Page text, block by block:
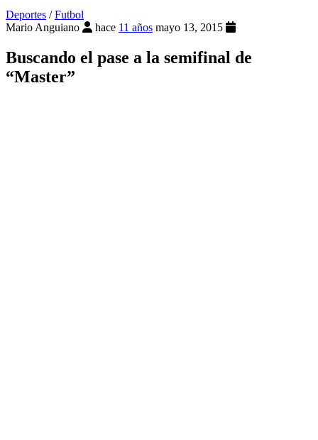
Deportes /Futbol
Mario Anguiano
hace 11 años mayo 13, 2015
Buscando el pase a la semifinal de
“Master”